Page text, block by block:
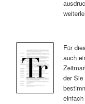
Für
auch
der